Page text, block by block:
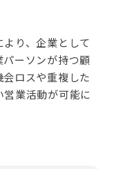
り、企業として
ーソンが持つ顧
ロスや重複した
業活動が可能に